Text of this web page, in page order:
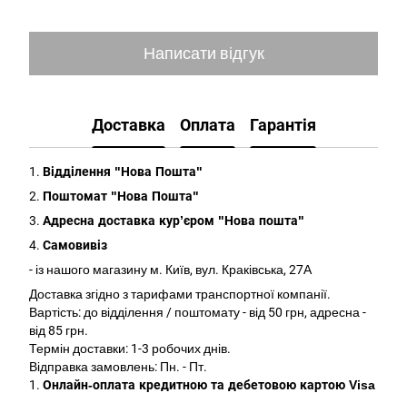
Написати відгук
Доставка Оплата Гарантія
1. Відділення "Нова Пошта"
2. Поштомат "Нова Пошта"
3. Адресна доставка кур’єром "Нова пошта"
4. Самовивіз
- із нашого магазину м. Київ, вул. Краківська, 27А
Доставка згідно з тарифами транспортної компанії.
Вартість: до відділення / поштомату - від 50 грн, адресна -
від 85 грн.
Термін доставки: 1-3 робочих днів.
Відправка замовлень: Пн. - Пт.
1. Онлайн-оплата кредитною та дебетовою картою Visa